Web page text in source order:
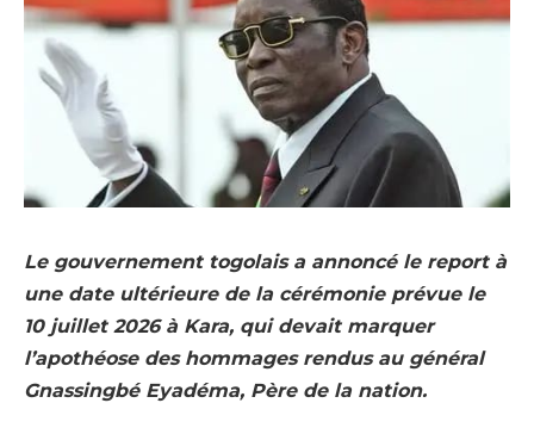
Le gouvernement togolais a annoncé le report à
une date ultérieure de la cérémonie prévue le
10 juillet 2026 à Kara, qui devait marquer
l’apothéose des hommages rendus au général
Gnassingbé Eyadéma, Père de la nation.